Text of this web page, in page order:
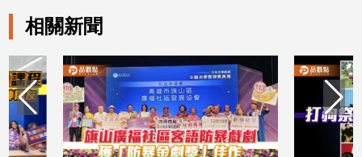
媒
投
稿
專
相關新聞